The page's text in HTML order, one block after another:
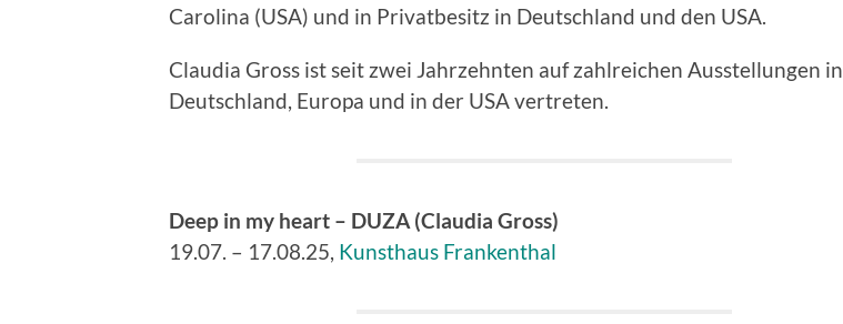
Carolina (USA) und in Privatbesitz in Deutschland und den USA.
Claudia Gross ist seit zwei Jahrzehnten auf zahlreichen Ausstellungen in
Deutschland, Europa und in der USA vertreten.
Deep in my heart – DUZA (Claudia Gross)
19.07. – 17.08.25, Kunsthaus Frankenthal